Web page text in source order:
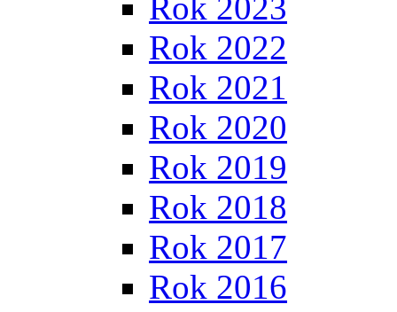
Rok 2023
Rok 2022
Rok 2021
Rok 2020
Rok 2019
Rok 2018
Rok 2017
Rok 2016